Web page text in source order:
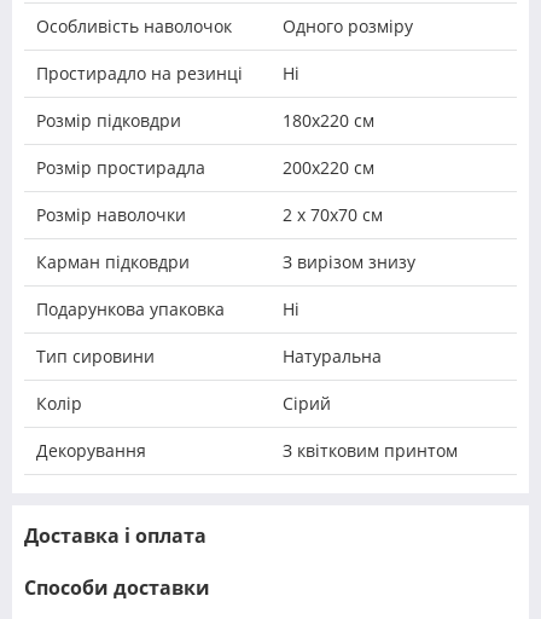
Особливість наволочок Одного розміру
Простирадло на резинці Ні
Розмір підковдри 180х220 см
Розмір простирадла 200х220 см
Розмір наволочки 2 х 70х70 см
Карман підковдри З вирізом знизу
Подарункова упаковка Ні
Тип сировини Натуральна
Колір Сірий
Декорування З квітковим принтом
Доставка і оплата
Способи доставки